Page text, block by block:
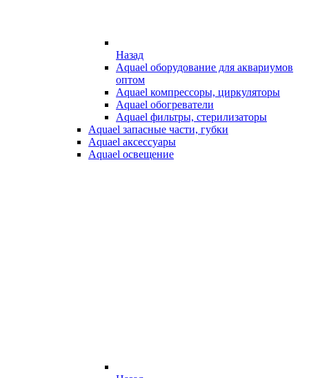
Назад
Aquael оборудование для аквариумов
оптом
Aquael компрессоры, циркуляторы
Aquael обогреватели
Aquael фильтры, стерилизаторы
Aquael запасные части, губки
Aquael аксессуары
Aquael освещение